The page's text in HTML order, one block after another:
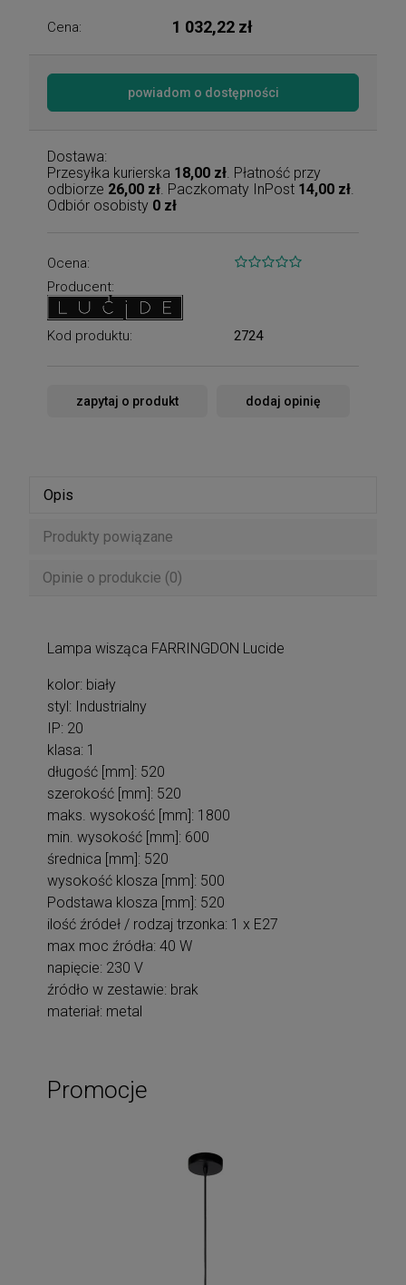
Cena: 1 032,22 zł
powiadom o dostępności
Dostawa:
Przesyłka kurierska 18,00 zł . Płatność przy
odbiorze 26,00 zł . Paczkomaty InPost 14,00 zł
Odbiór osobisty 0 zł
Ocena:
Producent:
Kod produktu: 2724
zapytaj o produkt dodaj opinię
Opis
Produkty powiązane
Opinie o produkcie (0)
Lampa wisząca FARRINGDON Lucide
kolor: biały
styl: Industrialny
IP: 20
klasa: 1
długość [mm]: 520
szerokość [mm]: 520
maks. wysokość [mm]: 1800
min. wysokość [mm]: 600
średnica [mm]: 520
wysokość klosza [mm]: 500
Podstawa klosza [mm]: 520
ilość źródeł / rodzaj trzonka: 1 x E27
max moc źródła: 40 W
napięcie: 230 V
źródło w zestawie: brak
materiał: metal
Promocje